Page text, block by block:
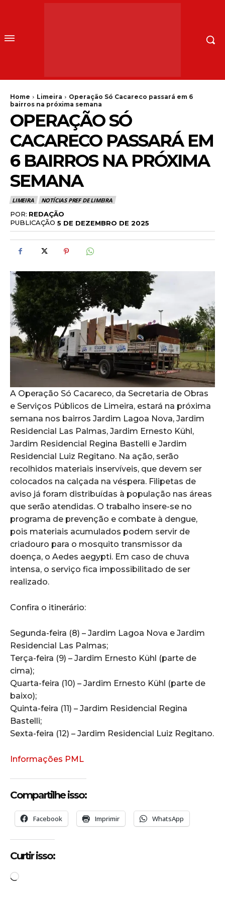
Home Limeira
Operação Só Cacareco passará em 6
bairros na próxima semana
OPERAÇÃO SÓ
CACARECO PASSARÁ EM
6 BAIRROS NA PRÓXIMA
SEMANA
LIMEIRA NOTÍCIAS PREF DE LIMEIRA
POR: REDAÇÃO
PUBLICAÇÃO 5 DE DEZEMBRO DE 2025
A Operação Só Cacareco, da Secretaria de Obras
e Serviços Públicos de Limeira, estará na próxima
semana nos bairros Jardim Lagoa Nova, Jardim
Residencial Las Palmas, Jardim Ernesto Kühl,
Jardim Residencial Regina Bastelli e Jardim
Residencial Luiz Regitano. Na ação, serão
recolhidos materiais inservíveis, que devem ser
colocados na calçada na véspera. Filipetas de
aviso já foram distribuídas à população nas áreas
que serão atendidas. O trabalho insere-se no
programa de prevenção e combate à dengue,
pois materiais acumulados podem servir de
criadouro para o mosquito transmissor da
doença, o Aedes aegypti. Em caso de chuva
intensa, o serviço fica impossibilitado de ser
realizado.
Confira o itinerário:
Segunda-feira (8) – Jardim Lagoa Nova e Jardim
Residencial Las Palmas;
Terça-feira (9) – Jardim Ernesto Kühl (parte de
cima);
Quarta-feira (10) – Jardim Ernesto Kühl (parte de
baixo);
Quinta-feira (11) – Jardim Residencial Regina
Bastelli;
Sexta-feira (12) – Jardim Residencial Luiz Regitano.
Informações PML
Compartilhe isso:
Facebook Imprimir WhatsApp
Curtir isso:
C